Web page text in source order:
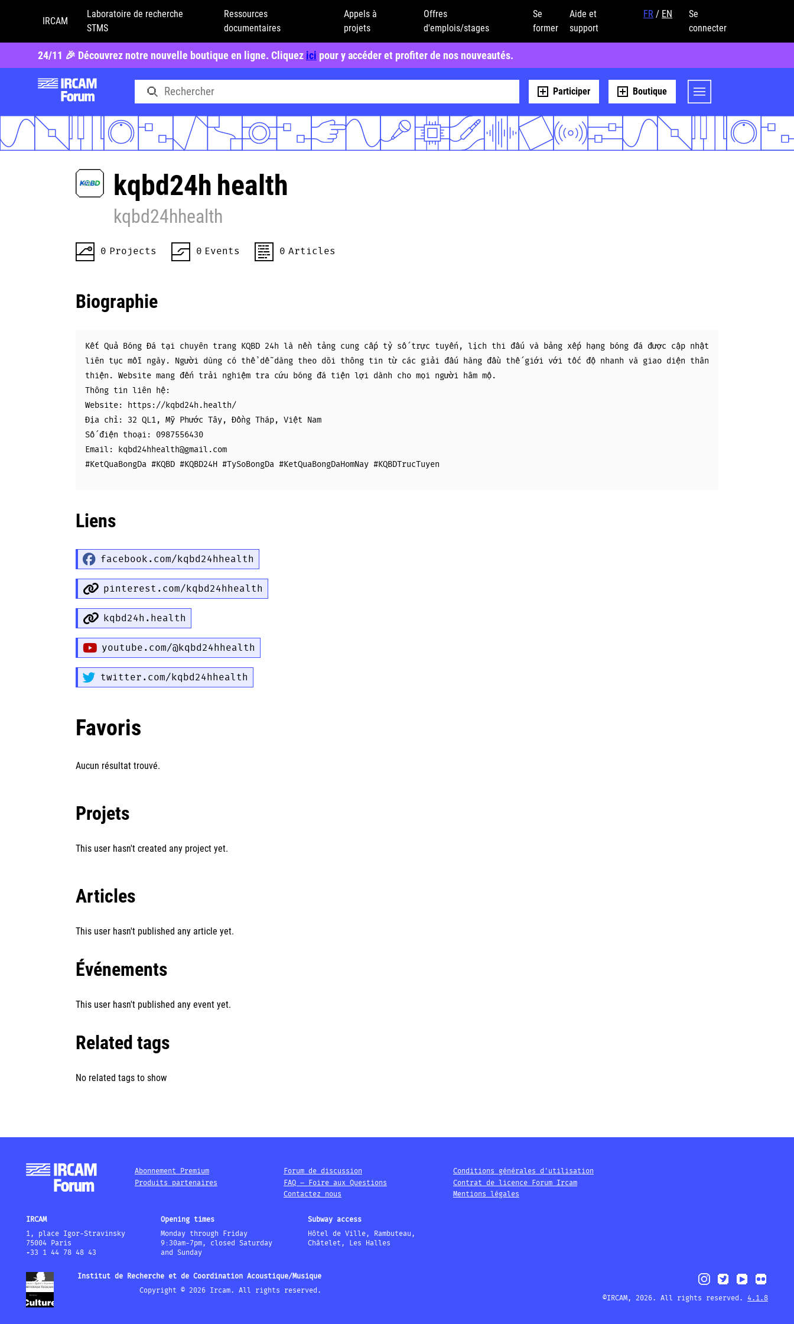
IRCAM
Laboratoire de recherche
STMS
Ressources
documentaires
Appels à
projets
Offres
d'emplois/stages
Se
former
Aide et
support
FR / EN
Se
connecter
24/11 🎉 Découvrez notre nouvelle boutique en ligne. Cliquez ici pour y accéder et profiter de nos nouveautés.
Participer Boutique
kqbd24h health
kqbd24hhealth
0 Projects 0 Events 0 Articles
Biographie
Kết Quả Bóng Đá tại chuyên trang KQBD 24h là nền tảng cung cấp tỷ số trực tuyến, lịch thi đấu và bảng xếp hạng bóng đá được cập nhật
liên tục mỗi ngày. Người dùng có thể dễ dàng theo dõi thông tin từ các giải đấu hàng đầu thế giới với tốc độ nhanh và giao diện thân
thiện. Website mang đến trải nghiệm tra cứu bóng đá tiện lợi dành cho mọi người hâm mộ.
Thông tin liên hệ:
Website: https://kqbd24h.health/
Địa chỉ: 32 QL1, Mỹ Phước Tây, Đồng Tháp, Việt Nam
Số điện thoại: 0987556430
Email: kqbd24hhealth@gmail.com
#KetQuaBongDa #KQBD #KQBD24H #TySoBongDa #KetQuaBongDaHomNay #KQBDTrucTuyen
Liens
facebook.com/kqbd24hhealth
pinterest.com/kqbd24hhealth
kqbd24h.health
youtube.com/@kqbd24hhealth
twitter.com/kqbd24hhealth
Favoris
Aucun résultat trouvé.
Projets
This user hasn't created any project yet.
Articles
This user hasn't published any article yet.
Événements
This user hasn't published any event yet.
Related tags
No related tags to show
Abonnement Premium
Produits partenaires
Forum de discussion
FAQ – Foire aux Questions
Contactez nous
Conditions générales d'utilisation
Contrat de licence Forum Ircam
Mentions légales
IRCAM
1, place Igor-Stravinsky
75004 Paris
+33 1 44 78 48 43
Opening times
Monday through Friday
9:30am-7pm, closed Saturday
and Sunday
Subway access
Hôtel de Ville, Rambuteau,
Châtelet, Les Halles
Institut de Recherche et de Coordination Acoustique/Musique
Copyright © 2026 Ircam. All rights reserved.
©IRCAM, 2026. All rights reserved. 4.1.8